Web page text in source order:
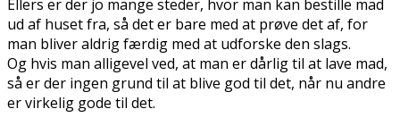
Ellers er der jo mange steder, hvor man kan bestille mad
ud af huset fra, så det er bare med at prøve det af, for
man bliver aldrig færdig med at udforske den slags.
Og hvis man alligevel ved, at man er dårlig til at lave mad,
så er der ingen grund til at blive god til det, når nu andre
er virkelig gode til det.